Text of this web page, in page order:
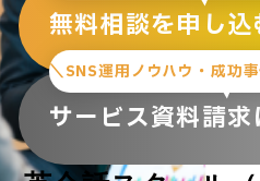
無料相談を申し込
＼SNS運用ノウハウ・成功
サービス資料請求